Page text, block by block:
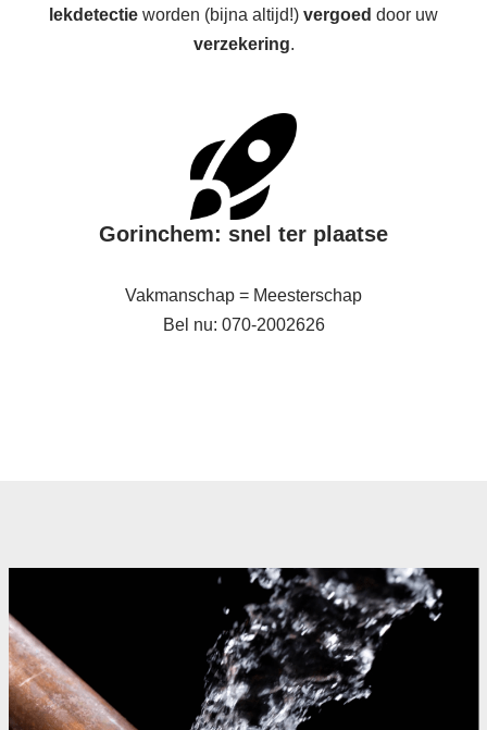
lekdetectie worden (bijna altijd!) vergoed door uw
verzekering.
Gorinchem: snel ter plaatse
Vakmanschap = Meesterschap
Bel nu: 070-2002626